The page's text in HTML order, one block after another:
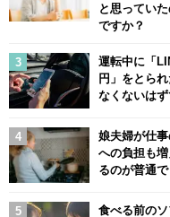
と思ってい
ですか？
運転中に「
円」をとら
なくないは
娘夫婦が仕
への負担も
るのが普通で
食べる前の